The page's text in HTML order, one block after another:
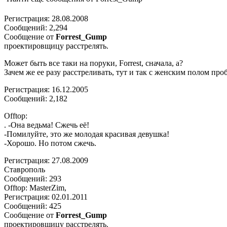
Регистрация: 28.08.2008
Сообщений: 2,294
Сообщение от Forrest_Gump
проектировщицу расстрелять.
Может быть все таки на поруки, Forrest, сначала, а?
Зачем же ее разу расстреливать, тут и так с женским полом
Регистрация: 16.12.2005
Сообщений: 2,182
Offtop:
. -Она ведьма! Сжечь её!
-Помилуйте, это же молодая красивая девушка!
-Хорошо. Но потом сжечь.
Регистрация: 27.08.2009
Ставрополь
Сообщений: 293
Offtop: MasterZim,
Регистрация: 02.01.2011
Сообщений: 425
Сообщение от Forrest_Gump
проектировщицу расстрелять.